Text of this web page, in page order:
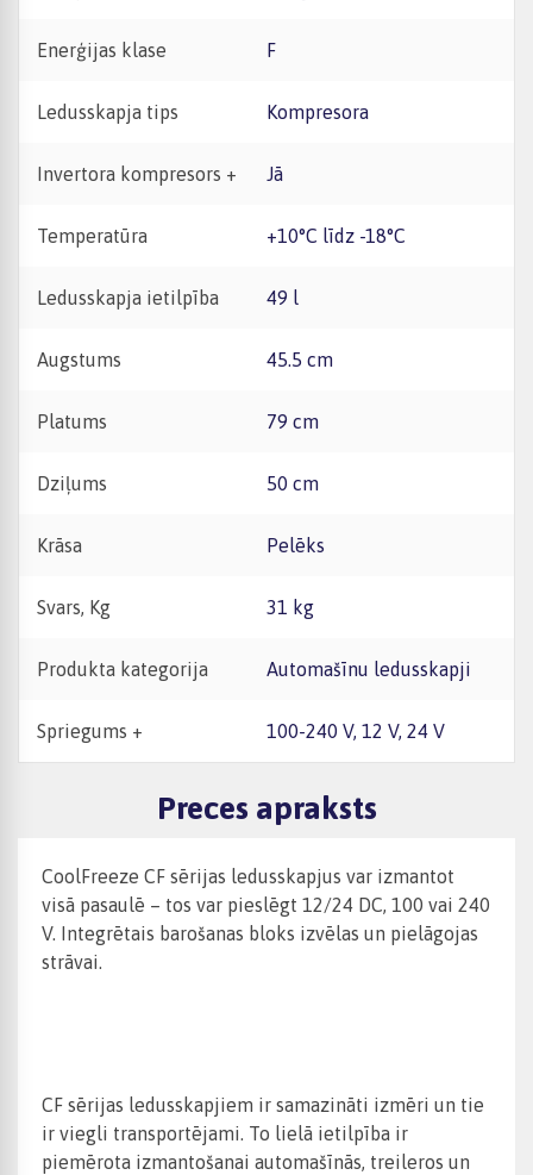
Enerģijas klase F
Ledusskapja tips Kompresora
Invertora kompresors + Jā
Temperatūra +10°C līdz -18°C
Ledusskapja ietilpība 49 l
Augstums 45.5 cm
Platums 79 cm
Dziļums 50 cm
Krāsa Pelēks
Svars, Kg 31 kg
Produkta kategorija Automašīnu ledusskapji
Spriegums + 100-240 V, 12 V, 24 V
Preces apraksts
CoolFreeze CF sērijas ledusskapjus var izmantot
visā pasaulē – tos var pieslēgt 12/24 DC, 100 vai 240
V. Integrētais barošanas bloks izvēlas un pielāgojas
strāvai.
CF sērijas ledusskapjiem ir samazināti izmēri un tie
ir viegli transportējami. To lielā ietilpība ir
piemērota izmantošanai automašīnās, treileros un